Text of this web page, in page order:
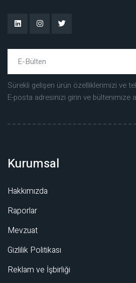
Sürekli gelişen ürün özelliklerimizi ve
E-posta adresinizi girin ve bültenimize
Kurumsal
Hakkımızda
Raporlar
Mevzuat
Gizlilik Politikası
Reklam ve İşbirliği